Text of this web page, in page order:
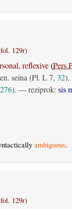
129r)
reflexive(
seina (Pl. L 7, 32),
276). — reziprok: sis
ambiguous.
129r)